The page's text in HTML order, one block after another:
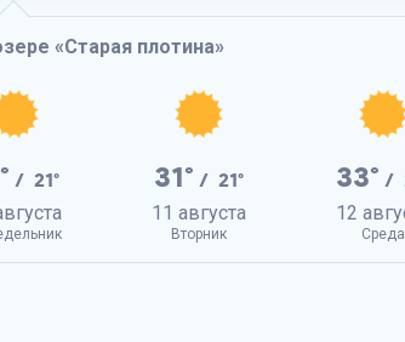
«Старая плотина»
/ 21°
31° / 21°
11 августа
Вторник
33° /
12
Среда